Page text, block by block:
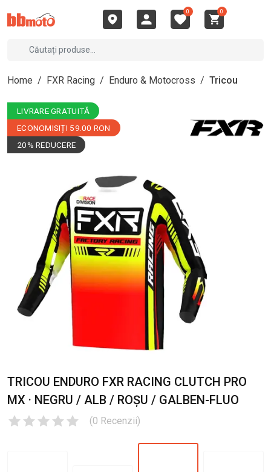
0 0
Home / FXR Racing / Enduro & Motocross / Tricou
LIVRARE GRATUITĂ
ECONOMISIȚI 59.00 RON
20% REDUCERE
TRICOU ENDURO FXR RACING CLUTCH PRO
MX · NEGRU / ALB / ROȘU / GALBEN-FLUO
(0 Recenzii)